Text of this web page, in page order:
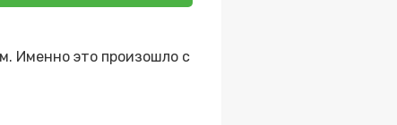
Именно это произошло с